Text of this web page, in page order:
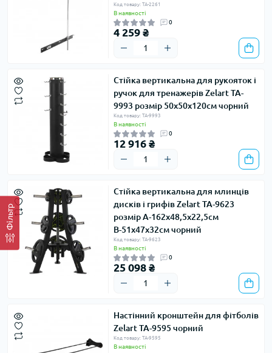
Фільтр
Код товару: TA-2261
В наявності
0
4 259 ₴
Стійка вертикальна для рукояток і
ручок для тренажерів Zelart TA-
9993 розмір 50x50x120см чорний
Код товару: TA-9993
В наявності
0
12 916 ₴
Стійка вертикальна для млинців
дисків і грифів Zelart TA-9623
розмір А-162х48,5х22,5см
В-51х47х32см чорний
Код товару: TA-9623
В наявності
0
25 098 ₴
Настінний кронштейн для фітболів
Zelart TA-9595 чорний
Код товару: TA-9595
В наявності